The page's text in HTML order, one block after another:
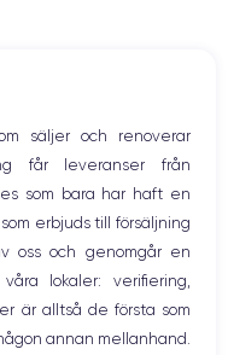
processeur
GHz
rapide
säljer och renoverar
får leveranser från
som bara har haft en
erbjuds till försäljning
oss och genomgår en
lokaler: verifiering,
är alltså de första som
annan mellanhand.